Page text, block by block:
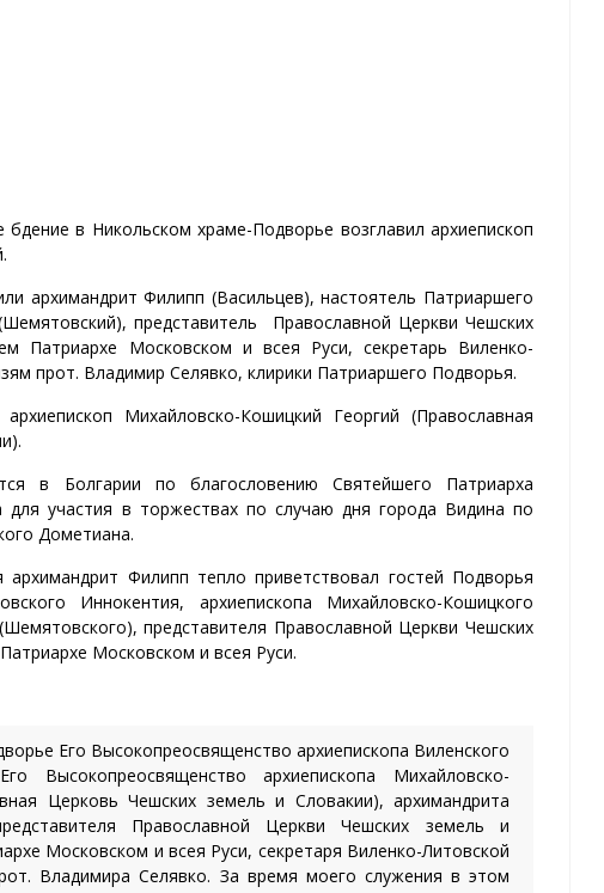
в Никольском храме-Подворье возглавил архиепископ
архимандрит Филипп (Васильцев), настоятель Патриаршего
представитель Православной Церкви Чешских
Патриархе Московском и всея Руси, секретарь Виленко-
прот. Владимир Селявко, клирики Патриаршего Подворья.
Михайловско-Кошицкий Георгий (Православная
в Болгарии по благословению Святейшего Патриарха
для участия в торжествах по случаю дня города Видина по
Дометиана.
Филипп тепло приветствовал гостей Подворья
Иннокентия, архиепископа Михайловско-Кошицкого
представителя Православной Церкви Чешских
Московском и всея Руси.
Его Высокопреосвященство архиепископа Виленского
Высокопреосвященство архиепископа Михайловско-
Церковь Чешских земель и Словакии), архимандрита
Православной Церкви Чешских земель и
Московском и всея Руси, секретаря Виленко-Литовской
Владимира Селявко. За время моего служения в этом